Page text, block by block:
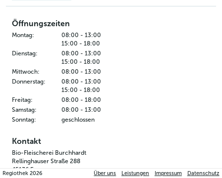
Öffnungszeiten
Montag: 08:00 - 13:00
15:00 - 18:00
Dienstag: 08:00 - 13:00
15:00 - 18:00
Mittwoch: 08:00 - 13:00
Donnerstag: 08:00 - 13:00
15:00 - 18:00
Freitag: 08:00 - 18:00
Samstag: 08:00 - 13:00
Sonntag: geschlossen
Kontakt
Bio-Fleischerei Burchhardt
Rellinghauser Straße 288
45136 Essen
Regiothek2026 Über uns Leistungen Impressum Datenschutz